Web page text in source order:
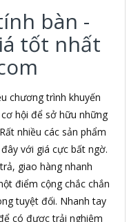
bàn -
tốt nhất
chương trình khuyến
hội để sở hữu những
nhiều các sản phẩm
với giá cực bất ngờ.
giao hàng nhanh
điểm cộng chắc chắn
tuyệt đối. Nhanh tay
có được trải nghiệm